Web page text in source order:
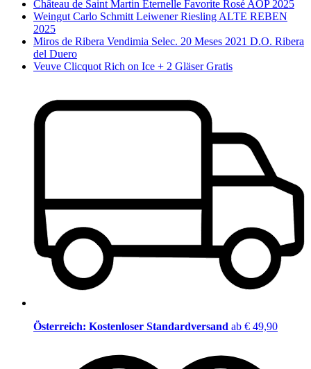
Château de Saint Martin Eternelle Favorite Rosé AOP 2025
Weingut Carlo Schmitt Leiwener Riesling ALTE REBEN
2025
Miros de Ribera Vendimia Selec. 20 Meses 2021 D.O. Ribera
del Duero
Veuve Clicquot Rich on Ice + 2 Gläser Gratis
Österreich: Kostenloser Standardversand ab € 49,90